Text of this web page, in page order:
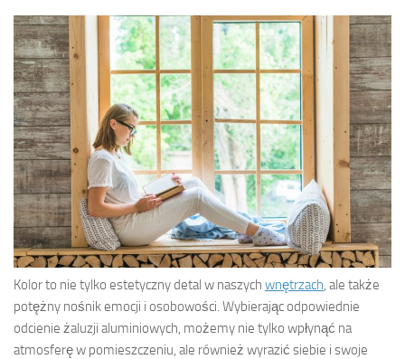
Kolor to nie tylko estetyczny detal w naszych wnętrzach, ale także
potężny nośnik emocji i osobowości. Wybierając odpowiednie
odcienie żaluzji aluminiowych, możemy nie tylko wpłynąć na
atmosferę w pomieszczeniu, ale również wyrazić siebie i swoje